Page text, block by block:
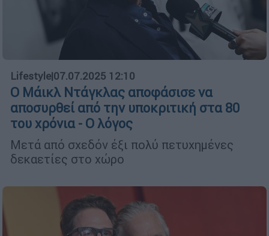
Lifestyle|07.07.2025 12:10
Ο Μάικλ Ντάγκλας αποφάσισε να
αποσυρθεί από την υποκριτική στα 80
του χρόνια - Ο λόγος
Μετά από σχεδόν έξι πολύ πετυχημένες
δεκαετίες στο χώρο